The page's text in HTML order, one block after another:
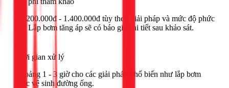
Từ 200.000đ - 1.400.000đ tùy theo giải pháp và mức độ phức
tạp. Lắp bơm tăng áp sẽ có báo giá chi tiết sau khảo sát.
Thời gian xử lý
Khoảng 1 - 3 giờ cho các giải pháp phổ biến như lắp bơm
hoặc vệ sinh đường ống.